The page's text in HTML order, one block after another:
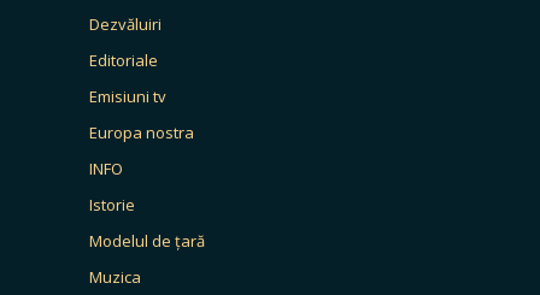
Dezvăluiri
Editoriale
Emisiuni tv
Europa nostra
INFO
Istorie
Modelul de țară
Muzica